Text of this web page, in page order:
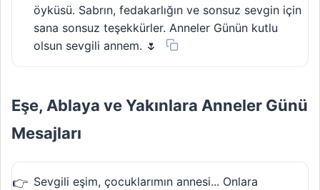
öyküsü. Sabrın, fedakarlığın ve sonsuz sevgin için
sana sonsuz teşekkürler. Anneler Günün kutlu
olsun sevgili annem. 🌷
Eşe, Ablaya ve Yakınlara Anneler Günü
Mesajları
Sevgili eşim, çocuklarımın annesi... Onlara